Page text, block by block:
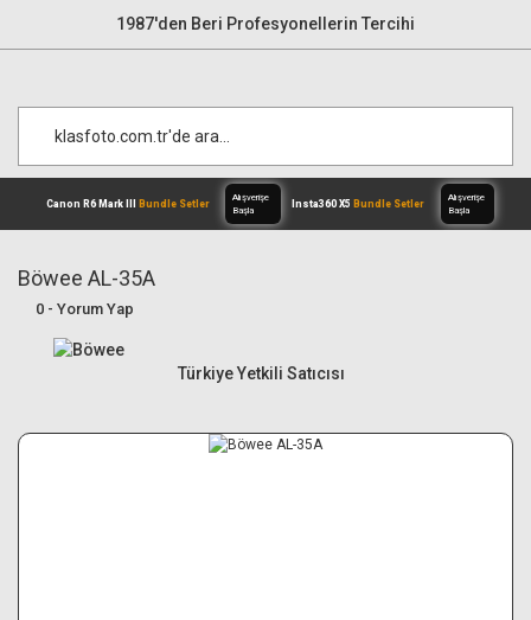
1987'den Beri Profesyonellerin Tercihi
Canon R6 Mark III
Böwee AL-35A
0 - Yorum Yap
Türkiye Yetkili Satıcısı